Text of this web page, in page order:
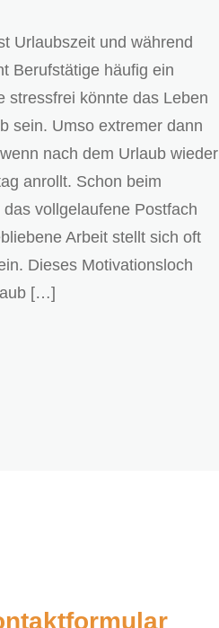
Urlaubszeit und während
Berufstätige häufig ein
stressfrei könnte das Leben
sein. Umso extremer dann
nach dem Urlaub wieder
anrollt. Schon beim
vollgelaufene Postfach
Arbeit stellt sich oft
Dieses Motivationsloch
[…]